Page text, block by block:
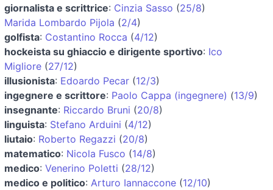
giornalista e scrittrice: Cinzia Sasso (25/8)
Marida Lombardo Pijola (2/4)
golfista: Costantino Rocca (4/12)
hockeista su ghiaccio e dirigente sportivo: Ico
Migliore (27/12)
illusionista: Edoardo Pecar (12/3)
ingegnere e scrittore: Paolo Cappa (ingegnere) (13/9)
insegnante: Riccardo Bruni (20/8)
linguista: Stefano Arduini (4/12)
liutaio: Roberto Regazzi (20/8)
matematico: Nicola Fusco (14/8)
medico: Venerino Poletti (28/12)
medico e politico: Arturo Iannaccone (12/10)